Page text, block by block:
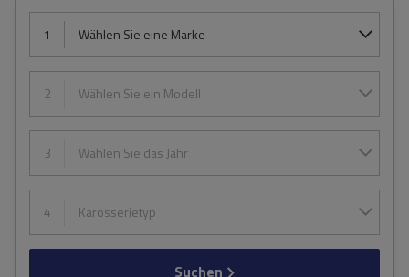
1 Wählen Sie eine Marke
2 Wählen Sie ein Modell
3 Wählen Sie das Jahr
4 Karosserietyp
Suchen